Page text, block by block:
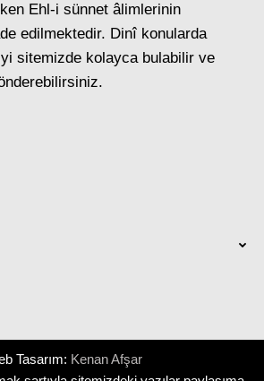
Ehl-i sünnet âlimlerinin
edilmektedir. Dinî konularda
sitemizde kolayca bulabilir ve
Tasarım: Kenan Afşar